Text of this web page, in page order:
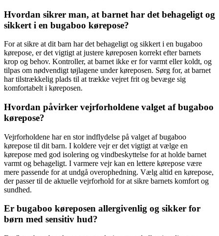
Hvordan sikrer man, at barnet har det behageligt og
sikkert i en bugaboo kørepose?
For at sikre at dit barn har det behageligt og sikkert i en bugaboo
kørepose, er det vigtigt at justere køreposen korrekt efter barnets
krop og behov. Kontroller, at barnet ikke er for varmt eller koldt, og
tilpas om nødvendigt tøjlagene under køreposen. Sørg for, at barnet
har tilstrækkelig plads til at trække vejret frit og bevæge sig
komfortabelt i køreposen.
Hvordan påvirker vejrforholdene valget af bugaboo
kørepose?
Vejrforholdene har en stor indflydelse på valget af bugaboo
kørepose til dit barn. I koldere vejr er det vigtigt at vælge en
kørepose med god isolering og vindbeskyttelse for at holde barnet
varmt og behageligt. I varmere vejr kan en lettere kørepose være
mere passende for at undgå overophedning. Vælg altid en kørepose,
der passer til de aktuelle vejrforhold for at sikre barnets komfort og
sundhed.
Er bugaboo køreposen allergivenlig og sikker for
børn med sensitiv hud?